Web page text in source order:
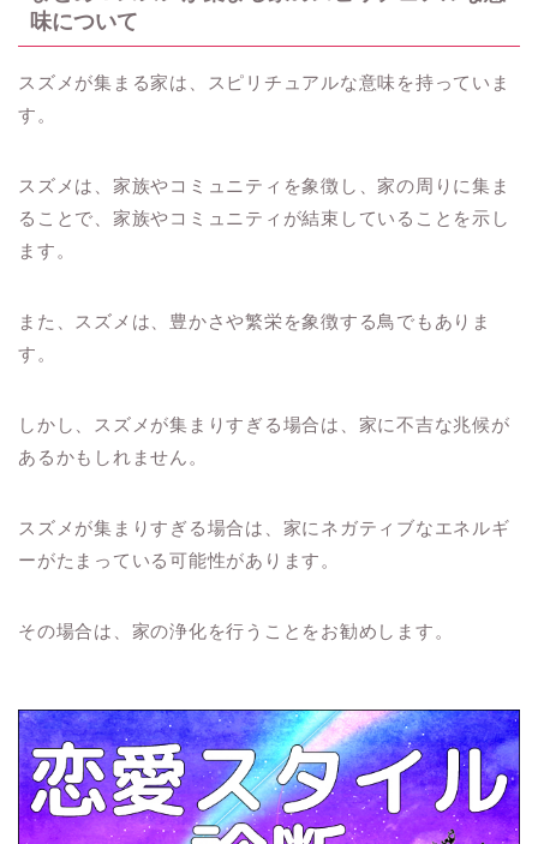
味について
スズメが集まる家は、スピリチュアルな意味を持っていま
す。
スズメは、家族やコミュニティを象徴し、家の周りに集ま
ることで、家族やコミュニティが結束していることを示し
ます。
また、スズメは、豊かさや繁栄を象徴する鳥でもありま
す。
しかし、スズメが集まりすぎる場合は、家に不吉な兆候が
あるかもしれません。
スズメが集まりすぎる場合は、家にネガティブなエネルギ
ーがたまっている可能性があります。
その場合は、家の浄化を行うことをお勧めします。